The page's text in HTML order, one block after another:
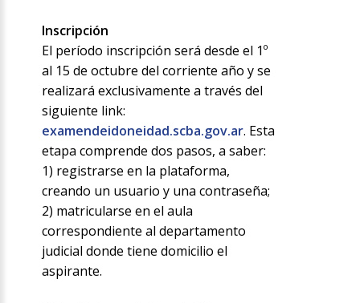
Inscripción
El período inscripción será desde el 1º
al 15 de octubre del corriente año y se
realizará exclusivamente a través del
siguiente link:
examendeidoneidad.scba.gov.ar. Esta
etapa comprende dos pasos, a saber:
1) registrarse en la plataforma,
creando un usuario y una contraseña;
2) matricularse en el aula
correspondiente al departamento
judicial donde tiene domicilio el
aspirante.